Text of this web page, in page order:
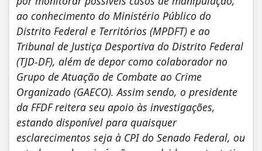
ao conhecimento do Ministério Público do
Distrito Federal e Territórios (MPDFT) e ao
Tribunal de Justiça Desportiva do Distrito Federal
(TJD-DF), além de depor como colaborador no
Grupo de Atuação de Combate ao Crime
Organizado (GAECO). Assim sendo, o presidente
da FFDF reitera seu apoio às investigações,
estando disponível para quaisquer
esclarecimentos seja à CPI do Senado Federal, ou